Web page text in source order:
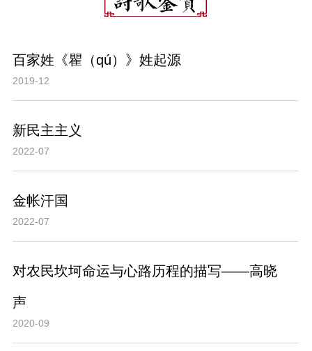
百家姓《瞿（qú）》姓起源
2019-12
新民主主义
2022-07
金帐汗国
2022-07
对农民坎坷命运与心路历程的描写——高晓
声
2020-09